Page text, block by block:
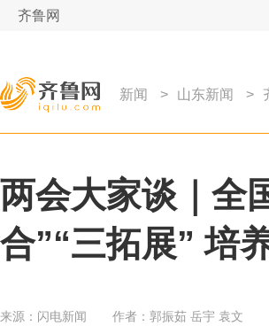
齐鲁网
新闻 > 山东新闻 >
两会大家谈｜全
合”“三拓展” 培
来源： 闪电新闻 作者： 郭振茹 岳宇 袁文